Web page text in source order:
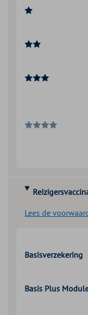
Lees de
Basisverzekering
Basis Plus